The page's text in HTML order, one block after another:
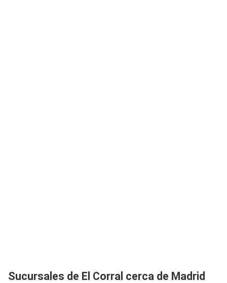
Sucursales de El Corral cerca de Madrid